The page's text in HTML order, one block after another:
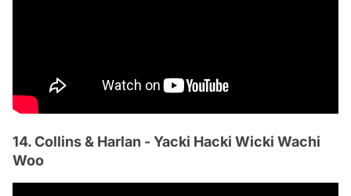
14. Collins & Harlan - Yacki Hacki Wicki Wachi
Woo